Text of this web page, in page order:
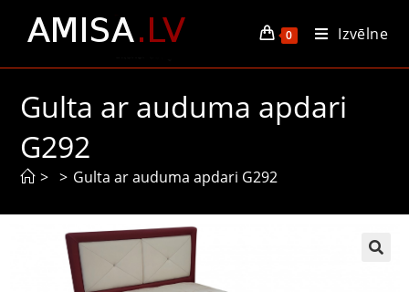
0 Izvēlne
Gulta ar auduma apdari
G292
> > Gulta ar auduma apdari G292